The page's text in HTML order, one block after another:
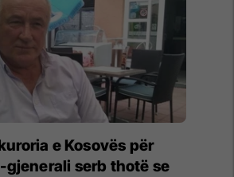
e Kosovës për
serb thotë se